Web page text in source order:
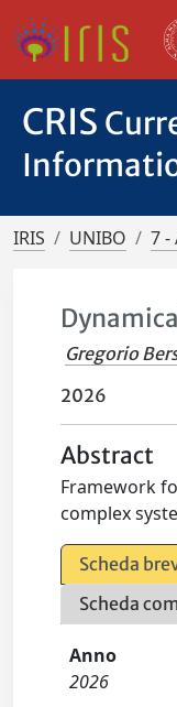
CRIS
IRIS UNIBO 7 -
Gregorio
2026
Abstract
Framework
complex
Scheda
Scheda
Anno
2026